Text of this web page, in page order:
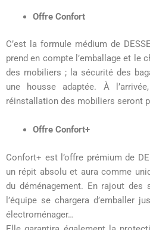
Offre Confort
C’est la formule médium de
prend en compte l’emballage et le
des mobiliers ; la sécurité des
une housse adaptée. À
réinstallation des mobiliers seront
Offre Confort+
Confort+ est l’offre prémium de
un répit absolu et aura comme
du déménagement. En rajout des
l’équipe se chargera d’emballer
électroménager…